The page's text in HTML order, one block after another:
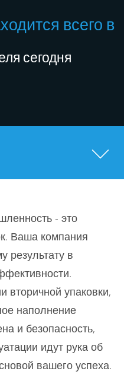
всего в
сегодня
- это
Ваша компания
результату в
вторичной упаковки,
наполнение
и безопасность,
идут рука об
вашего успеха.